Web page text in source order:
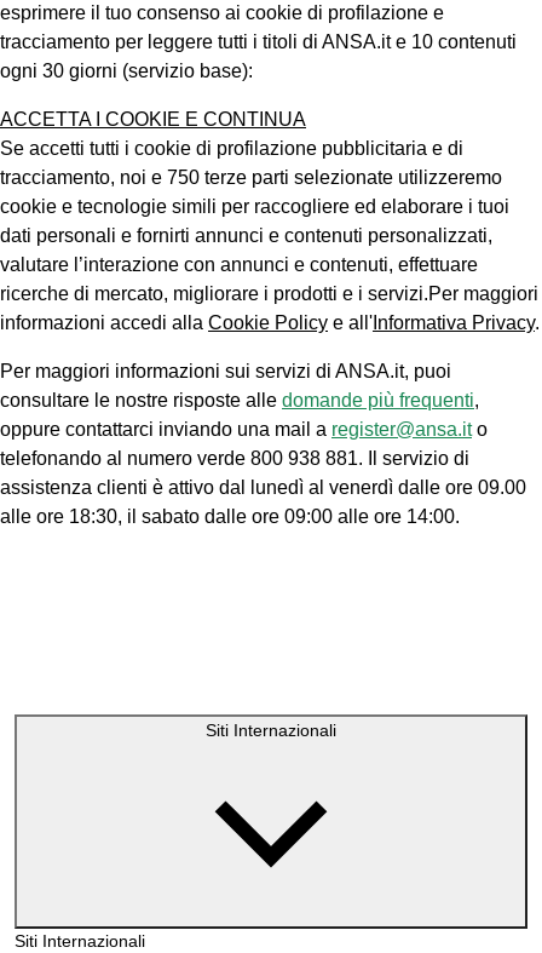
esprimere il tuo consenso ai cookie di profilazione e
tracciamento per leggere tutti i titoli di ANSA.it e 10 contenuti
ogni 30 giorni (servizio base):
ACCETTA I COOKIE E CONTINUA
Se accetti tutti i cookie di profilazione pubblicitaria e di
tracciamento, noi e 750 terze parti selezionate utilizzeremo
cookie e tecnologie simili per raccogliere ed elaborare i tuoi
dati personali e fornirti annunci e contenuti personalizzati,
valutare l’interazione con annunci e contenuti, effettuare
ricerche di mercato, migliorare i prodotti e i servizi.Per maggiori
informazioni accedi alla Cookie Policy e all' Informativa Privacy.
Per maggiori informazioni sui servizi di ANSA.it, puoi
consultare le nostre risposte alle domande più frequenti,
oppure contattarci inviando una mail a register@ansa.ito
telefonando al numero verde 800 938 881. Il servizio di
assistenza clienti è attivo dal lunedì al venerdì dalle ore 09.00
alle ore 18:30, il sabato dalle ore 09:00 alle ore 14:00.
Siti Internazionali
Siti Internazionali